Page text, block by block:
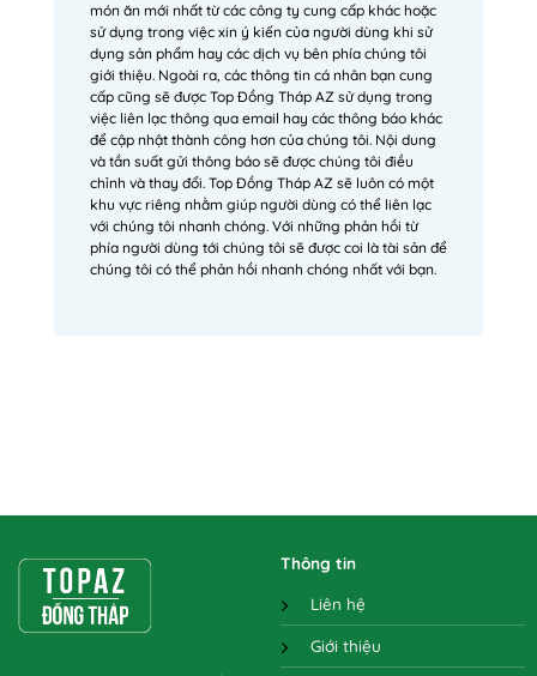
món ăn mới nhất từ các công ty cung cấp khác hoặc
sử dụng trong việc xin ý kiến của người dùng khi sử
dụng sản phẩm hay các dịch vụ bên phía chúng tôi
giới thiệu. Ngoài ra, các thông tin cá nhân bạn cung
cấp cũng sẽ được Top Đồng Tháp AZ sử dụng trong
việc liên lạc thông qua email hay các thông báo khác
để cập nhật thành công hơn của chúng tôi. Nội dung
và tần suất gửi thông báo sẽ được chúng tôi điều
chỉnh và thay đổi. Top Đồng Tháp AZ sẽ luôn có một
khu vực riêng nhằm giúp người dùng có thể liên lạc
với chúng tôi nhanh chóng. Với những phản hồi từ
phía người dùng tới chúng tôi sẽ được coi là tài sản để
chúng tôi có thể phản hồi nhanh chóng nhất với bạn.
Thông tin
Liên hệ
Giới thiệu